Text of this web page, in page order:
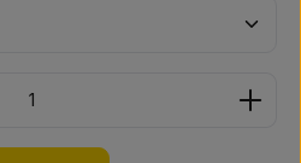
gewünschten Wert ein